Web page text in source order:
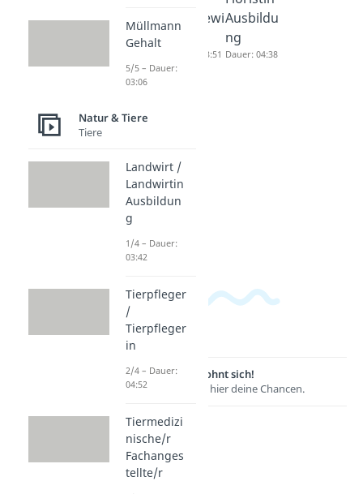
Fachang
Dauer: 04:05
Pferdewi
Dauer: 03:51
Ausbildu
ng
Dauer: 04:38
Lernen lohnt sich!
Entdecke hier deine Chancen.
Müllmann
Gehalt
5/5 – Dauer:
03:06
Natur & Tiere
Tiere
Landwirt /
Landwirtin
Ausbildun
g
1/4 – Dauer:
03:42
Tierpfleger
/
Tierpfleger
in
2/4 – Dauer:
04:52
Tiermedizi
nische/r
Fachanges
tellte/r